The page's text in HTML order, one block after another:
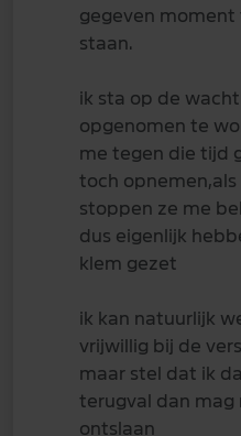
gegeven moment
staan.
ik sta op de
opgenomen te
me tegen die tijd
toch opnemen,als
stoppen ze me
dus eigenlijk
klem gezet
ik kan natuurlijk
vrijwillig bij de
maar stel dat ik
terugval dan mag
ontslaan